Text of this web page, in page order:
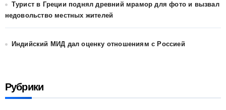
Турист в Греции поднял древний мрамор для фото и вызвал
недовольство местных жителей
Индийский МИД дал оценку отношениям с Россией
Рубрики